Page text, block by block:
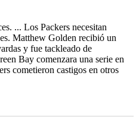
... Los Packers necesitan
Matthew Golden recibió un
y fue tackleado de
Bay comenzara una serie en
cometieron castigos en otros